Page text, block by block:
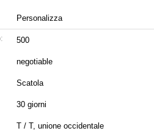
Personalizza
500
negotiable
Scatola
30 giorni
T / T, unione occidentale